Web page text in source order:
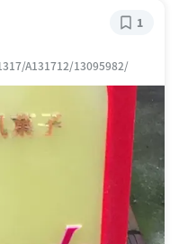
A131712/13095982/
1